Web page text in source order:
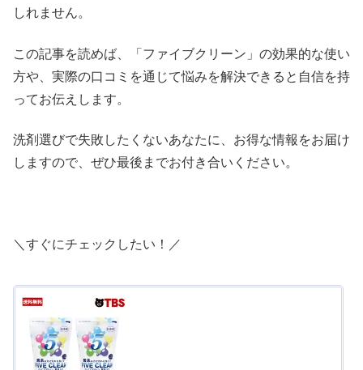
しれません。
この記事を読めば、「ファイブクリーン」の効果的な使い
方や、実際の口コミを通じて悩みを解決できると自信を持
ってお伝えします。
洗剤選びで失敗したくないあなたに、お得な情報をお届け
しますので、ぜひ最後までお付き合いください。
＼すぐにチェックしたい！／